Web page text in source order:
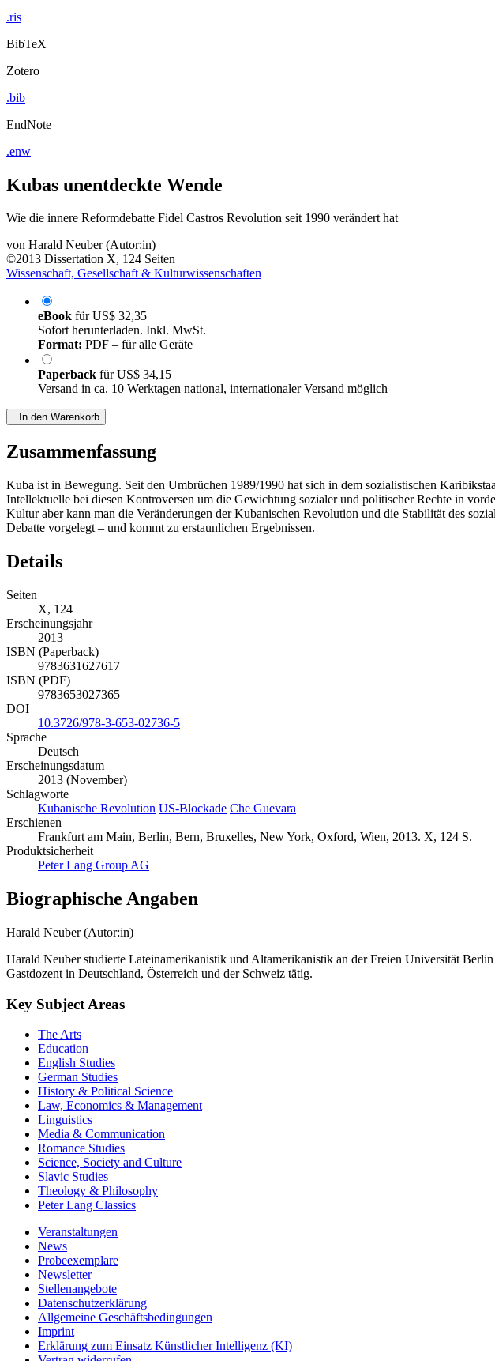
.ris
BibTeX
Zotero
.bib
EndNote
.enw
Kubas unentdeckte Wende
Wie die innere Reformdebatte Fidel Castros Revolution seit 1990 verändert hat
von Harald Neuber (Autor:in)
©2013 Dissertation X, 124 Seiten
Wissenschaft, Gesellschaft & Kulturwissenschaften
eBook fürUS$ 32,35
Sofort herunterladen. Inkl. MwSt.
Format: PDF – für alle Geräte
Paperback fürUS$ 34,15
Versand in ca. 10 Werktagen national, internationaler Versand möglich
In den Warenkorb
Zusammenfassung
Kuba ist in Bewegung. Seit den Umbrüchen 1989/1990 hat sich in dem sozialistischen
Intellektuelle bei diesen Kontroversen um die Gewichtung sozialer und politischer Rechte in
Kultur aber kann man die Veränderungen der Kubanischen Revolution und die Stabilität des
Debatte vorgelegt – und kommt zu erstaunlichen Ergebnissen.
Details
Seiten
X, 124
Erscheinungsjahr
2013
ISBN (Paperback)
9783631627617
ISBN (PDF)
9783653027365
DOI
10.3726/978-3-653-02736-5
Sprache
Deutsch
Erscheinungsdatum
2013 (November)
Schlagworte
Kubanische Revolution US-Blockade Che Guevara
Erschienen
Frankfurt am Main, Berlin, Bern, Bruxelles, New York, Oxford, Wien, 2013. X, 124 S.
Produktsicherheit
Peter Lang Group AG
Biographische Angaben
Harald Neuber (Autor:in)
Harald Neuber studierte Lateinamerikanistik und Altamerikanistik an der Freien Universität
Gastdozent in Deutschland, Österreich und der Schweiz tätig.
Key Subject Areas
The Arts
Education
English Studies
German Studies
History & Political Science
Law, Economics & Management
Linguistics
Media & Communication
Romance Studies
Science, Society and Culture
Slavic Studies
Theology & Philosophy
Peter Lang Classics
Veranstaltungen
News
Probeexemplare
Newsletter
Stellenangebote
Datenschutzerklärung
Allgemeine Geschäftsbedingungen
Imprint
Erklärung zum Einsatz Künstlicher Intelligenz (KI)